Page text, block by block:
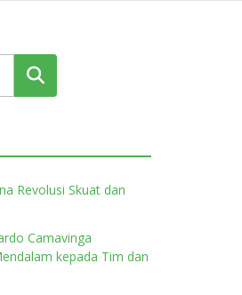
Cari
Revolusi Skuat dan
Camavinga
kepada Tim dan